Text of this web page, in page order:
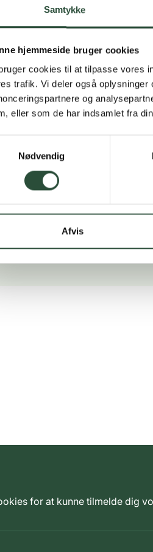
Samtykke
hjemmeside bruger cookies
cookies til at tilpasse vores
trafik. Vi deler også oplysninger
og
eller som de har indsamlet fra
Nødvendig
Afvis
for at kunne tilmelde dig